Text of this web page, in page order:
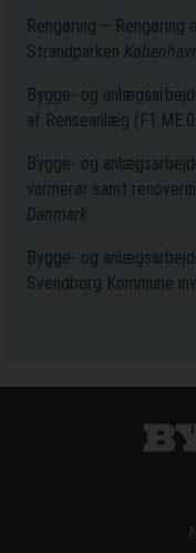
Rengøring – Rengøring
Strandparken
Bygge- og
af Renseanlæg
Bygge- og
varmerør samt
Danmark
Bygge- og
Svendborg Kommune